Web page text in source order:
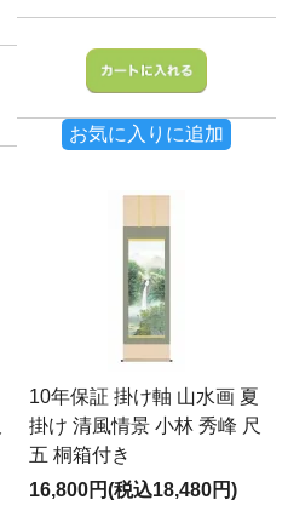
お気に入りに追加
10年保証 掛け軸 山水画 夏
掛け 清風情景 小林 秀峰 尺
五 桐箱付き
16,800円(税込18,480円)